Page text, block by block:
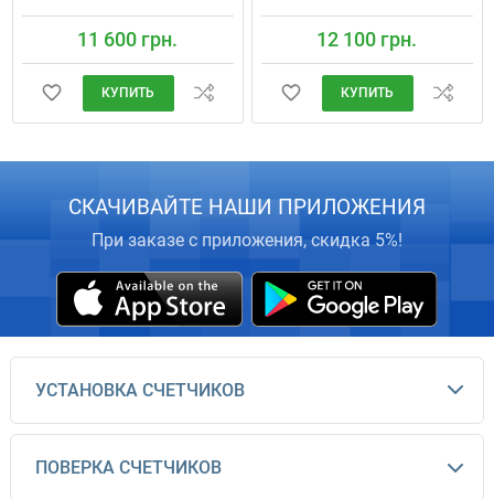
11 600 грн.
КУПИТЬ
12 100 грн.
КУПИТЬ
СКАЧИВАЙТЕ НАШИ ПРИЛОЖЕНИЯ
При заказе с приложения, скидка 5%!
УСТАНОВКА СЧЕТЧИКОВ
ПОВЕРКА СЧЕТЧИКОВ